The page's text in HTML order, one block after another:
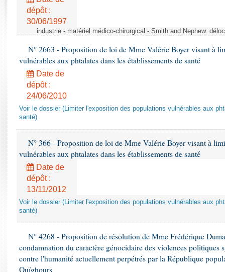
Rapports d'enquête
Rapports législatifs
Budget et sécurité sociale
Questions écrites et orales
Comptes rendus des débats
dépôt :
30/06/1997
industrie - matériel médico-chirurgical - Smith and Nephew.
N° 2663 - Proposition de loi de Mme Valérie Boyer visant à
vulnérables aux phtalates dans les établissements de santé
Date de
dépôt :
24/06/2010
Voir le dossier (Limiter l'exposition des populations vulnérables aux
santé)
N° 366 - Proposition de loi de Mme Valérie Boyer visant à
vulnérables aux phtalates dans les établissements de santé
Date de
dépôt :
13/11/2012
Voir le dossier (Limiter l'exposition des populations vulnérables aux
santé)
N° 4268 - Proposition de résolution de Mme Frédérique
condamnation du caractère génocidaire des violences politiques
contre l'humanité actuellement perpétrés par la République
Ouïghours